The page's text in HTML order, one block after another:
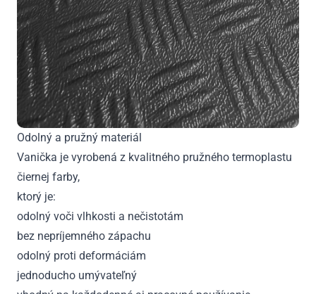
Odolný a pružný materiál
Vanička je vyrobená z kvalitného pružného termoplastu
čiernej farby,
ktorý je:
odolný voči vlhkosti a nečistotám
bez nepríjemného zápachu
odolný proti deformáciám
jednoducho umývateľný